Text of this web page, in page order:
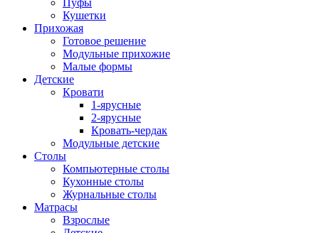
Пуфы
Кушетки
Прихожая
Готовое решение
Модульные прихожие
Малые формы
Детские
Кровати
1-ярусные
2-ярусные
Кровать-чердак
Модульные детские
Столы
Компьютерные столы
Кухонные столы
Журнальные столы
Матрасы
Взрослые